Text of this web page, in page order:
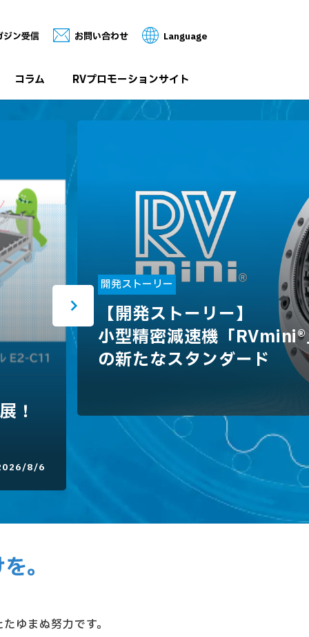
ジン受信 お問い合わせ Language
コラム RVプロモーションサイト
！
8/6
開発ストーリー
【開発ストーリー】
小型精密減速機「
の新たなスタンダード
。
ゆまぬ努力です。